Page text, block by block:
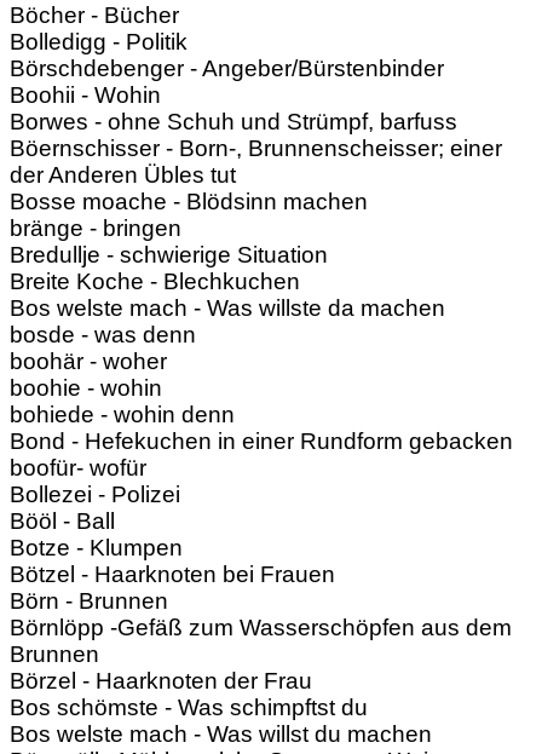
Böcher - Bücher
Bolledigg - Politik
Börschdebenger - Angeber/Bürstenbinder
Boohii - Wohin
Borwes - ohne Schuh und Strümpf, barfuss
Böernschisser - Born-, Brunnenscheisser; einer
der Anderen Übles tut
Bosse moache - Blödsinn machen
bränge - bringen
Bredullje - schwierige Situation
Breite Koche - Blechkuchen
Bos welste mach - Was willste da machen
bosde - was denn
boohär - woher
boohie - wohin
bohiede - wohin denn
Bond - Hefekuchen in einer Rundform gebacken
boofür- wofür
Bollezei - Polizei
Bööl - Ball
Botze - Klumpen
Bötzel - Haarknoten bei Frauen
Börn - Brunnen
Börnlöpp -Gefäß zum Wasserschöpfen aus dem
Brunnen
Börzel - Haarknoten der Frau
Bos schömste - Was schimpftst du
Bos welste mach - Was willst du machen